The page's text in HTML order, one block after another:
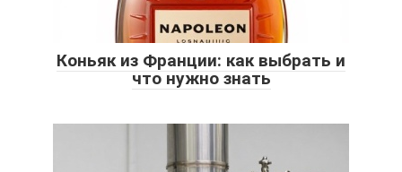
Коньяк из Франции: как выбрать и
что нужно знать